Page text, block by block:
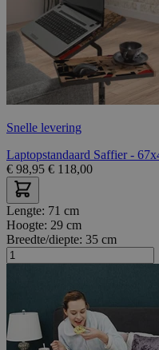
Snelle levering
Laptopstandaard Saffier -
€ 98,95 € 118,00
Lengte: 71 cm
Hoogte: 29 cm
Breedte/diepte: 35 cm